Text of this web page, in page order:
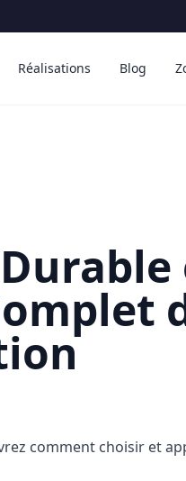
Réalisations Blog
comment choisir et